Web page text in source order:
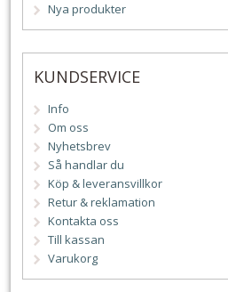
Nya produkter
KUNDSERVICE
Info
Om oss
Nyhetsbrev
Så handlar du
Köp & leveransvillkor
Retur & reklamation
Kontakta oss
Till kassan
Varukorg